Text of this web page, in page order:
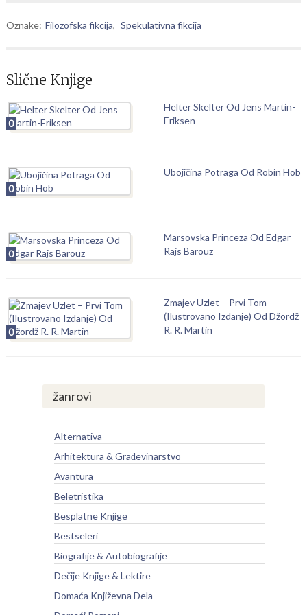
Oznake: Filozofska fikcija, Spekulativna fikcija
Slične Knjige
0
Helter Skelter Od Jens Martin-
Eriksen
0
Ubojičina Potraga Od Robin Hob
0
Marsovska Princeza Od Edgar
Rajs Barouz
0
Zmajev Uzlet – Prvi Tom
(Ilustrovano Izdanje) Od Džordž
R. R. Martin
žanrovi
Alternativa
Arhitektura & Građevinarstvo
Avantura
Beletristika
Besplatne Knjige
Bestseleri
Biografije & Autobiografije
Dečije Knjige & Lektire
Domaća Književna Dela